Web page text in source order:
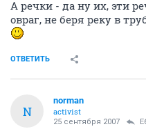
А речки - да ну их, эти
овраг, не беря реку в
ОТВЕТИТЬ
N
norman
activist
25 сентября 2007